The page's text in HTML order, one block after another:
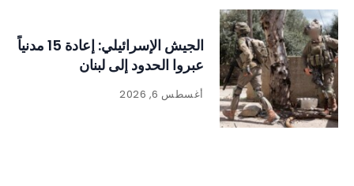
الجيش الإسرائيلي: إعادة 15 مدنياً
عبروا الحدود إلى لبنان
أغسطس 6, 2026